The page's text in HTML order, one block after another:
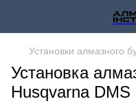
Установки алмазного
Установка
Husqvarna DMS